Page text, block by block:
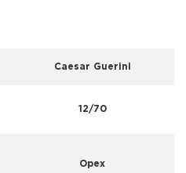
сейфы
Caesar Guerini
12/70
Орех